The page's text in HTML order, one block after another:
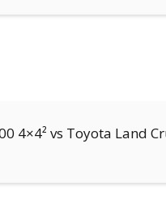
4×4² vs Toyota Land